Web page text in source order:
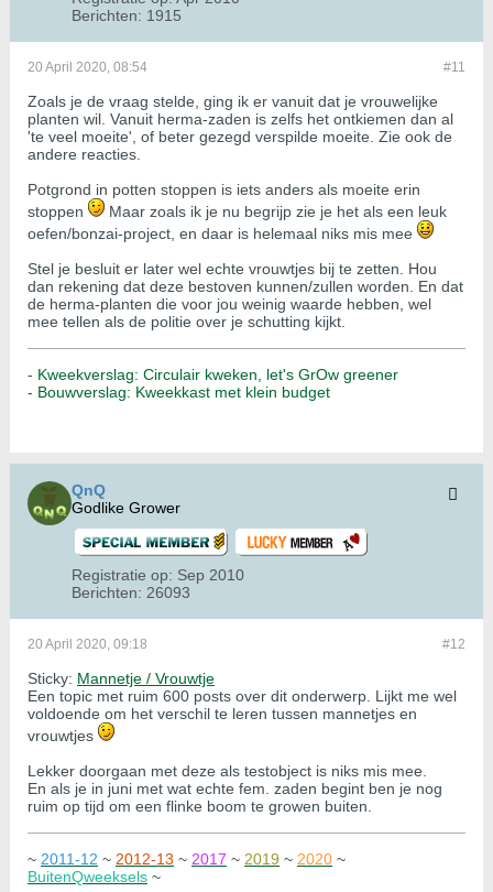
Berichten: 1915
#11
20 April 2020, 08:54
Zoals je de vraag stelde, ging ik er vanuit dat je vrouwelijke
planten wil. Vanuit herma-zaden is zelfs het ontkiemen dan al
'te veel moeite', of beter gezegd verspilde moeite. Zie ook de
andere reacties.
Potgrond in potten stoppen is iets anders als moeite erin
stoppen
Maar zoals ik je nu begrijp zie je het als een leuk
oefen/bonzai-project, en daar is helemaal niks mis mee
Stel je besluit er later wel echte vrouwtjes bij te zetten. Hou
dan rekening dat deze bestoven kunnen/zullen worden. En dat
de herma-planten die voor jou weinig waarde hebben, wel
mee tellen als de politie over je schutting kijkt.
- Kweekverslag: Circulair kweken, let's GrOw greener
- Bouwverslag: Kweekkast met klein budget
QnQ
Godlike Grower
Registratie op: Sep 2010
Berichten: 26093
#12
20 April 2020, 09:18
Sticky: Mannetje / Vrouwtje
Een topic met ruim 600 posts over dit onderwerp. Lijkt me wel
voldoende om het verschil te leren tussen mannetjes en
vrouwtjes
Lekker doorgaan met deze als testobject is niks mis mee.
En als je in juni met wat echte fem. zaden begint ben je nog
ruim op tijd om een flinke boom te growen buiten.
~ 2011-12 ~ 2012-13 ~ 2017 ~ 2019 ~ 2020 ~
BuitenQweeksels ~